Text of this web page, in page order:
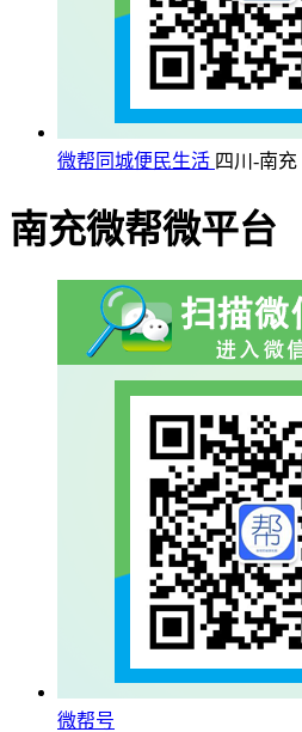
微帮同城便民生活 四川-南充
南充微帮微平台
微帮号